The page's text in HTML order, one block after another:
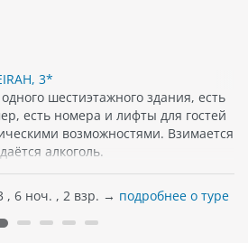
3*
шестиэтажного здания, есть
есть номера и лифты для гостей
возможностями. Взимается
алкоголь.
, 6 ноч. , 2 взр. → подробнее о туре